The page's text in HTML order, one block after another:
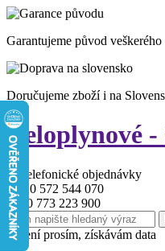
Garantujeme původ
Doručujeme zboží i na
Celoplynové
+ 420 572 544 070
+420 773 223 900
strpení prosím, získávám data